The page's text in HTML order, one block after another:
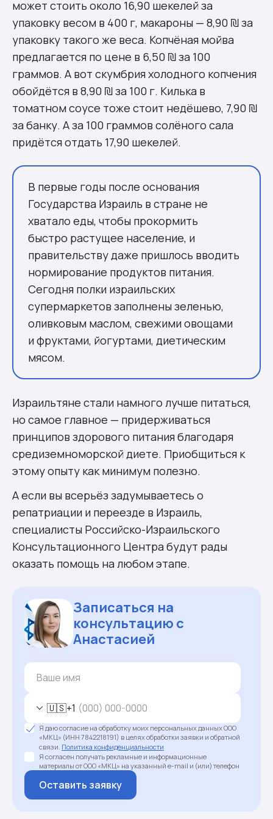
может стоить около 16,90 шекелей за
упаковку весом в 400 г, макароны — 8,90 ₪ за
упаковку такого же веса. Копчёная мойва
предлагается по цене в 6,50 ₪ за 100
граммов. А вот скумбрия холодного копчения
обойдётся в 8,90 ₪ за 100 г. Килька в
томатном соусе тоже стоит недёшево, 7,90 ₪
за банку. А за 100 граммов солёного сала
придётся отдать 17,90 шекелей.
В первые годы после основания
Государства Израиль в стране не
хватало еды, чтобы прокормить
быстро растущее население, и
правительству даже пришлось вводить
нормирование продуктов питания.
Сегодня полки израильских
супермаркетов заполнены зеленью,
оливковым маслом, свежими овощами
и фруктами, йогуртами, диетическим
мясом.
Израильтяне стали намного лучше питаться,
но самое главное — придерживаться
принципов здорового питания благодаря
средиземноморской диете. Приобщиться к
этому опыту как минимум полезно.
А если вы всерьёз задумываетесь о
репатриации и переезде в Израиль,
специалисты Российско-Израильского
Консультационного Центра будут рады
оказать помощь на любом этапе.
Записаться на
консультацию с
Анастасией
🇺🇸+1
Я даю согласие на обработку моих персональных данных ООО
«МКЦ» (ИНН 7842218191) в целях обработки заявки и обратной
связи. Политика конфиденциальности
Я согласен получать рекламные и информационные
материалы от ООО «МКЦ» на указанный e-mail и (или) телефон
Оставить заявку